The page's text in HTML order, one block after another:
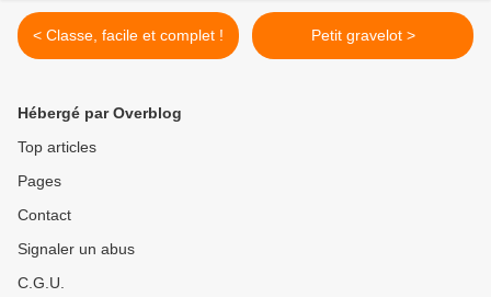
< Classe, facile et complet ! Petit gravelot >
Hébergé par Overblog
Top articles
Pages
Contact
Signaler un abus
C.G.U.